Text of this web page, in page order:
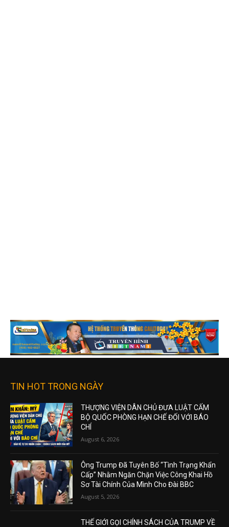
TIN HOT TRONG NGÀY
THƯỢNG VIỆN DÂN CHỦ ĐƯA LUẬT CẤM
BỘ QUỐC PHÒNG HẠN CHẾ ĐỐI VỚI BÁO
CHÍ
August 6, 2026
Ông Trump Đã Tuyên Bố “Tình Trạng Khẩn
Cấp” Nhằm Ngăn Chặn Việc Công Khai Hồ
Sơ Tài Chính Của Mình Cho Đài BBC
August 5, 2026
THẾ GIỚI GỌI CHÍNH SÁCH CỦA TRUMP VỀ